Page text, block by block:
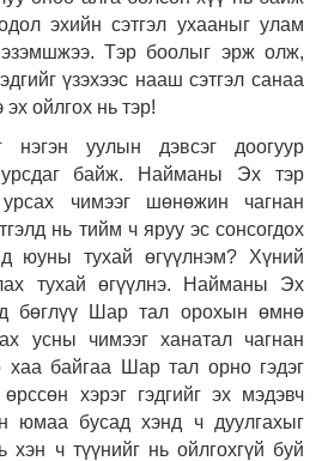
эхийн сэтгэл ухааныг улам
эзэмшжээ. Тэр боолыг эрж олж,
үзэхээс нааш сэтгэл санаа
ойлгох нь тэр!
нэгэн уулын дэвсэг доогуур
урсдаг байж. Найманы Эх тэр
чимээг шөнөжин чагнан
нь тийм ч яруу эс сонсогдох
юуны тухай өгүүлнэм? Хүний
тухай өгүүлнэ. Найманы Эх
бөглүү Шар тал орохын өмнө
усны чимээг ханатал чагнан
хаа байгаа Шар тал орно гэдэг
хэрэг гэдгийг эх мэдэвч
юмаа бусад хэнд ч дуулгахыг
хэн ч түүнийг нь ойлгохгүй буй